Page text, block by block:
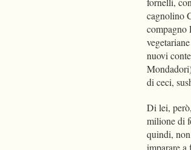
cagnolino
compagno
nuovi
di ceci,
Di lei,
milione di
quindi,
imparare a